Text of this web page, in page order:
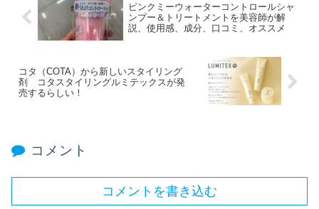
ピンクミーウォーターコントロールシャ
ンプー＆トリートメントを美容師が解
説、使用感、成分、口コミ、オススメ
コタ（COTA）から新しいスタイリング
剤 コタスタイリングルミテックスが発
売するらしい！
コメント
コメントを書き込む